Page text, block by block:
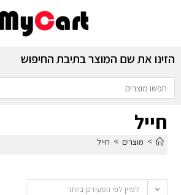
הזינו את שם המוצר בתיבת החיפוש
חייל
> מוצרים > חייל
למיין לפי המעודכן ביותר